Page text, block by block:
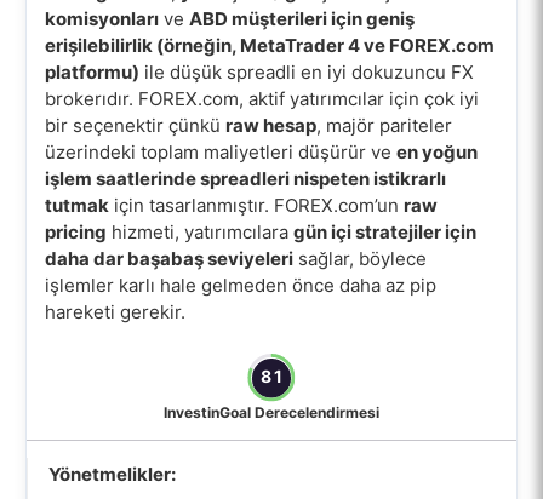
komisyonlarıve ABD müşterileri için geniş
erişilebilirlik (örneğin, MetaTrader 4 ve FOREX.com
platformu) ile düşük spreadli en iyi dokuzuncu FX
brokerıdır. FOREX.com, aktif yatırımcılar için çok iyi
bir seçenektir çünkü raw hesap, majör pariteler
üzerindeki toplam maliyetleri düşürür ve en yoğun
işlem saatlerinde spreadleri nispeten istikrarlı
tutmakiçin tasarlanmıştır. FOREX.com’un raw
pricing hizmeti, yatırımcılara gün içi stratejiler için
daha dar başabaş seviyelerisağlar, böylece
işlemler karlı hale gelmeden önce daha az pip
hareketi gerekir.
81
InvestinGoal Derecelendirmesi
Yönetmelikler: